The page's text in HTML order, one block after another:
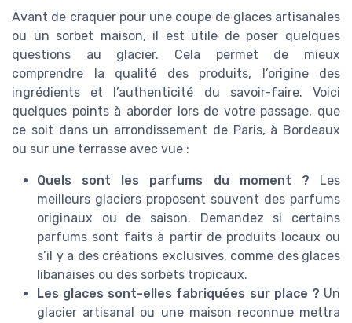
Avant de craquer pour une coupe de glaces artisanales
ou un sorbet maison, il est utile de poser quelques
questions au glacier. Cela permet de mieux
comprendre la qualité des produits, l’origine des
ingrédients et l’authenticité du savoir-faire. Voici
quelques points à aborder lors de votre passage, que
ce soit dans un arrondissement de Paris, à Bordeaux
ou sur une terrasse avec vue :
Quels sont les parfums du moment ? Les
meilleurs glaciers proposent souvent des parfums
originaux ou de saison. Demandez si certains
parfums sont faits à partir de produits locaux ou
s’il y a des créations exclusives, comme des glaces
libanaises ou des sorbets tropicaux.
Les glaces sont-elles fabriquées sur place ? Un
glacier artisanal ou une maison reconnue mettra